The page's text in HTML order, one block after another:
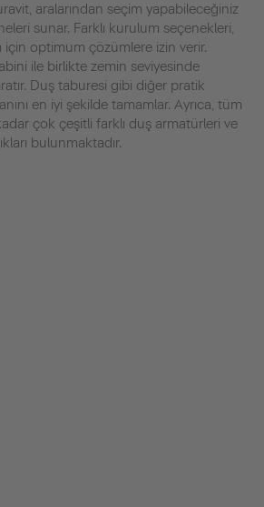
aralarından seçim yapabileceğiniz
sunar. Farklı kurulum seçenekleri,
optimum çözümlere izin verir.
ile birlikte zemin seviyesinde
Duş taburesi gibi diğer pratik
en iyi şekilde tamamlar. Ayrıca, tüm
çok çeşitli farklı duş armatürleri ve
bulunmaktadır.